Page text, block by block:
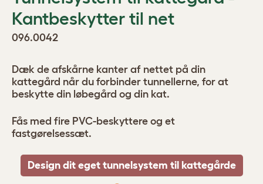
Kantbeskytter til net
096.0042
Dæk de afskårne kanter af nettet på din
kattegård når du forbinder tunnellerne, for at
beskytte din løbegård og din kat.
Fås med fire PVC-beskyttere og et
fastgørelsessæt.
Design dit eget tunnelsystem til kattegårde